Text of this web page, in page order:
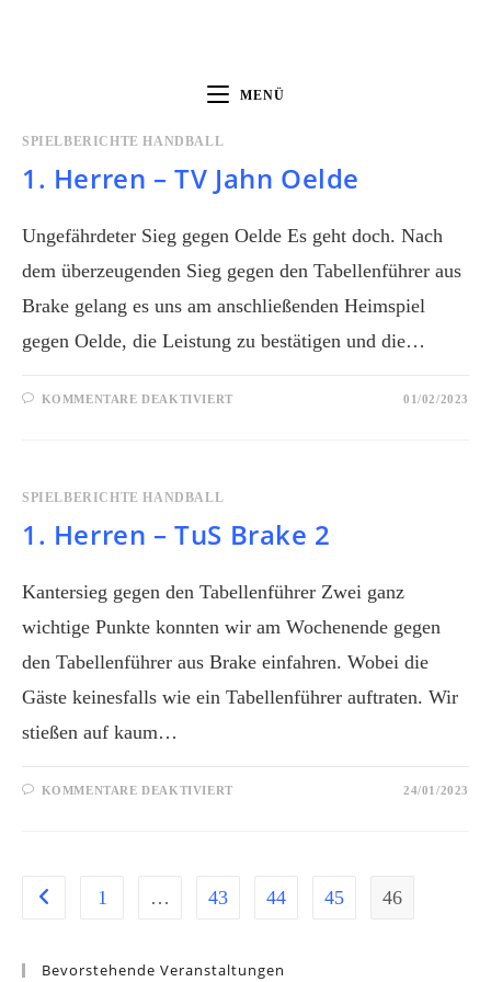
MENÜ
SPIELBERICHTE HANDBALL
1. Herren – TV Jahn Oelde
Ungefährdeter Sieg gegen Oelde Es geht doch. Nach
dem überzeugenden Sieg gegen den Tabellenführer aus
Brake gelang es uns am anschließenden Heimspiel
gegen Oelde, die Leistung zu bestätigen und die…
KOMMENTARE DEAKTIVIERT 01/02/2023
SPIELBERICHTE HANDBALL
1. Herren – TuS Brake 2
Kantersieg gegen den Tabellenführer Zwei ganz
wichtige Punkte konnten wir am Wochenende gegen
den Tabellenführer aus Brake einfahren. Wobei die
Gäste keinesfalls wie ein Tabellenführer auftraten. Wir
stießen auf kaum…
KOMMENTARE DEAKTIVIERT 24/01/2023
1 … 43 44 45 46
Bevorstehende Veranstaltungen